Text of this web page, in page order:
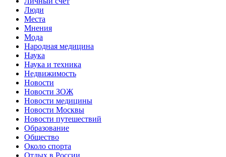
Люди
Места
Мнения
Мода
Народная медицина
Наука
Наука и техника
Недвижимость
Новости
Новости ЗОЖ
Новости медицины
Новости Москвы
Новости путешествий
Образование
Общество
Около спорта
Отдых в России